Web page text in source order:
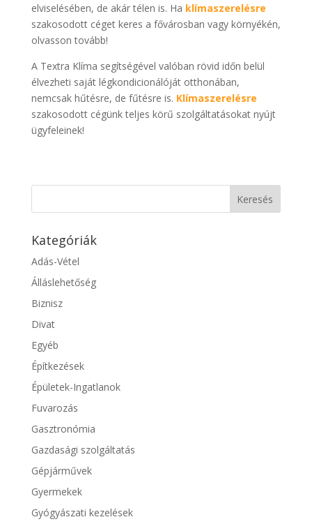
elviselésében, de akár télen is. Ha klímaszerelésre
szakosodott céget keres a fővárosban vagy környékén,
olvasson tovább!
A Textra Klíma segítségével valóban rövid időn belül
élvezheti saját légkondicionálóját otthonában,
nemcsak hűtésre, de fűtésre is. Klímaszerelésre
szakosodott cégünk teljes körű szolgáltatásokat nyújt
ügyfeleinek!
Kategóriák
Adás-Vétel
Álláslehetőség
Biznisz
Divat
Egyéb
Építkezések
Épületek-Ingatlanok
Fuvarozás
Gasztronómia
Gazdasági szolgáltatás
Gépjárművek
Gyermekek
Gyógyászati kezelések